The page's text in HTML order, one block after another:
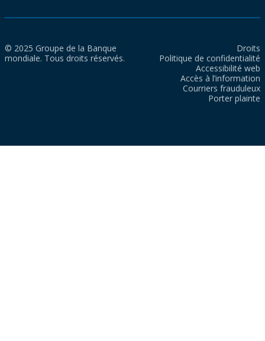
© 2025 Groupe de la Banque
mondiale. Tous droits réservés.
Droits
Politique de confidentialité
Accessibilité web
Accès à l’information
Courriers frauduleux
Porter plainte